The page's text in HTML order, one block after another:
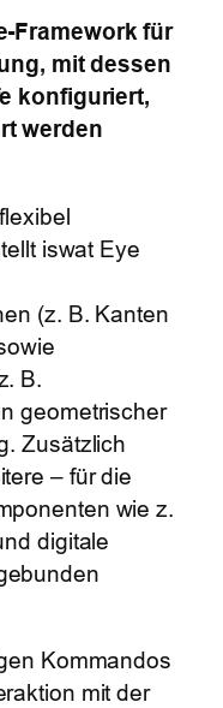
Framework für
mit dessen
konfiguriert,
werden
iswat Eye
(z. B. Kanten
B.
geometrischer
Zusätzlich
– für die
wie z.
digitale
Kommandos
mit der